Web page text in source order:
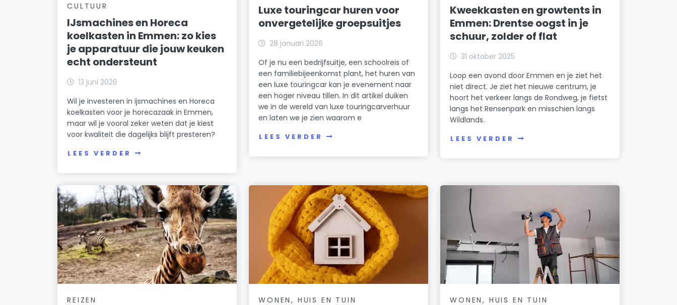
CULTUUR
IJsmachines en Horeca
koelkasten in Emmen: zo kies
je apparatuur die jouw keuken
echt ondersteunt
13 juni 2026
Wil je investeren in ijsmachines en Horeca
koelkasten voor je horecazaak in Emmen,
maar wil je vooral zeker weten dat je kiest
voor kwaliteit die dagelijks blijft presteren?
LEES VERDER
Luxe touringcar huren voor
onvergetelijke groepsuitjes
28 januari 2026
Of je nu een bedrijfsuitje, een schoolreis of
een familiebijeenkomst plant, het huren van
een luxe touringcar kan je evenement naar
een hoger niveau tillen. In dit artikel duiken
we in de wereld van luxe touringcarverhuur
en laten we je zien waarom e
LEES VERDER
Kweekkasten en growtents in
Emmen: Drentse oogst in je
schuur, zolder of flat
31 oktober 2025
Loop een avond door Emmen en je ziet het
niet direct. Je ziet het nieuwe centrum, je
hoort het verkeer langs de Rondweg, je fietst
langs het Rensenpark en misschien langs
Wildlands.
LEES VERDER
REIZEN WONEN, HUIS EN TUIN WONEN, HUIS EN TUIN